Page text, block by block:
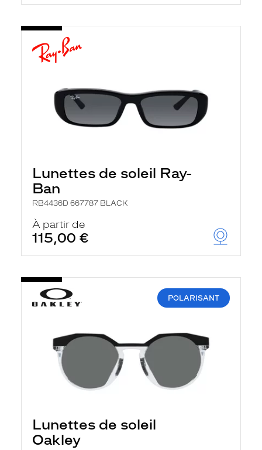
Lunettes de soleil Ray-
Ban
RB4436D 667787 BLACK
À partir de
115,00 €
POLARISANT
Lunettes de soleil
Oakley